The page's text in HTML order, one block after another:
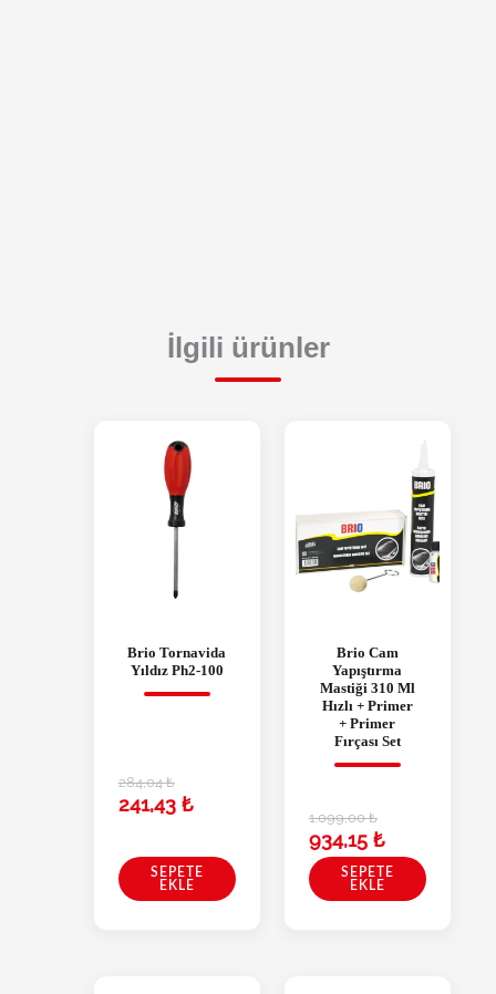
İlgili ürünler
Brio Tornavida
Yıldız Ph2-100
284,04₺
241,43 ₺
SEPETE
EKLE
Brio Cam
Yapıştırma
Mastiği 310 Ml
Hızlı + Primer
+ Primer
Fırçası Set
1.099,00₺
934,15 ₺
SEPETE
EKLE